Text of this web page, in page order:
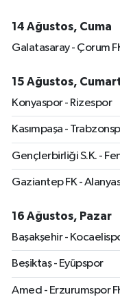
14 Ağustos, Cuma
Galatasaray - Çorum
15 Ağustos,
Konyaspor - Rizespor
Kasımpaşa -
Gençlerbirliği S.K. -
Gaziantep FK -
16 Ağustos, Pazar
Başakşehir -
Beşiktaş - Eyüpspor
Amed - Erzurumspor